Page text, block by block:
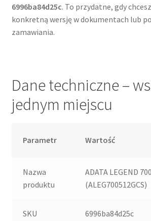
6996ba84d25c. To przydatne, gdy
konkretną wersję w dokumentach lub
zamawiania.
Dane techniczne –
jednym miejscu
Parametr Wartość
Nazwa
produktu
ADATA LEGEND
(ALEG700512GCS)
SKU 6996ba84d25c